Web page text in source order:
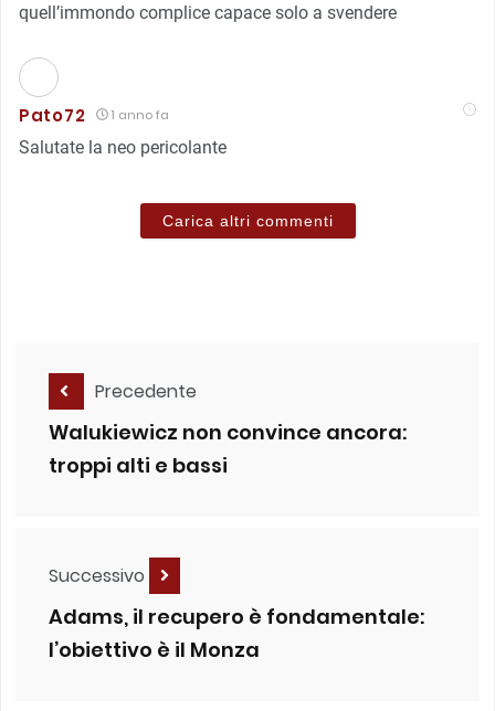
quell’immondo complice capace solo a svendere
Pato72 1 anno fa
Salutate la neo pericolante
Carica altri commenti
Precedente
Walukiewicz non convince ancora:
troppi alti e bassi
Successivo
Adams, il recupero è fondamentale:
l’obiettivo è il Monza